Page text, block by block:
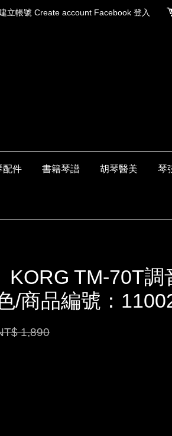
立帳號 Create account Facebook 登入
配件 書籍琴譜 胡琴醫美 琴
KORG TM-70T調
/商品編號：
1,890